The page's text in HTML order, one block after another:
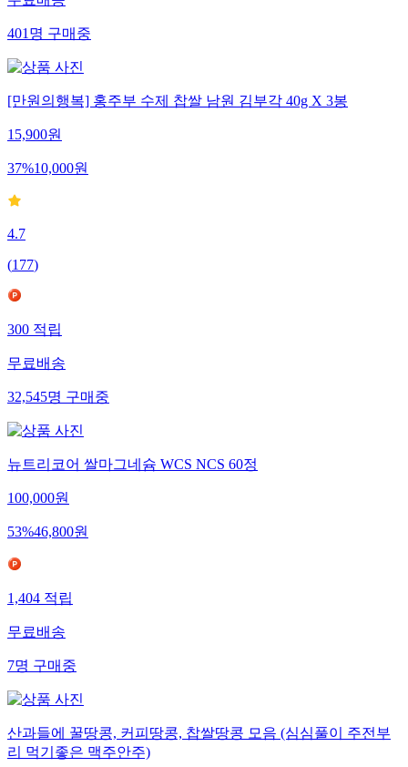
무료배송
401명구매중
[만원의행복] 홍주부 수제 찹쌀 남원 김부각 40g X 3봉
15,900원
37%10,000원
4.7
(177)
300적립
무료배송
32,545명구매중
뉴트리코어 쌀마그네슘 WCS NCS 60정
100,000원
53%46,800원
1,404적립
무료배송
7명구매중
산과들에 꿀땅콩, 커피땅콩, 찹쌀땅콩 모음 (심심풀이 주전부
리 먹기좋은 맥주안주)